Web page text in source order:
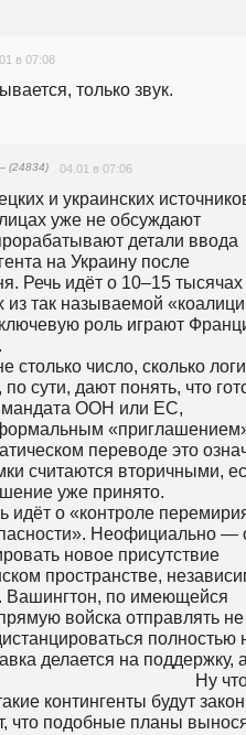
в 07:08
только звук.
(24834) 04.01 в 07:06
и украинских
уже не обсуждают
детали ввода
на Украину после
Речь идёт о 10–15 тысячах
так называемой
роль играют
столько число, сколько
сути, дают понять, что
мандата ООН или ЕС,
переводе это
считаются вторичными,
уже принято.
идёт о «контроле
Неофициально —
новое присутствие
пространстве,
по имеющейся
войска отправлять не
полностью
делается на поддержку,
Ну
контингенты будут
что подобные планы